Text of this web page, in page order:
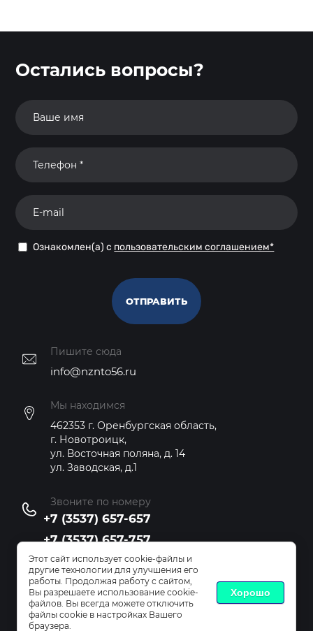
Остались вопросы?
Ознакомлен(а) с пользовательским соглашением*
ОТПРАВИТЬ
Звоните по номеру
+7 (3537) 657-657
+7 (3537) 657-757
Мы находимся
462353 г. Оренбургская область,
г. Новотроицк,
ул. Восточная поляна, д. 14
ул. Заводская, д.1
Пишите сюда
info@nznto56.ru
Copyright © 2022 - 2026
Создание,разработка сайта— студия Мегагрупп.ру.
Этот сайт использует cookie-файлы и
другие технологии для улучшения его
работы. Продолжая работу с сайтом,
Вы разрешаете использование cookie-
файлов. Вы всегда можете отключить
файлы cookie в настройках Вашего
браузера.
Хорошо